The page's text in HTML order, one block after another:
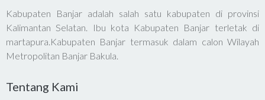
Kabupaten Banjar adalah salah satu kabupaten di provinsi
Kalimantan Selatan. Ibu kota Kabupaten Banjar terletak di
martapura.Kabupaten Banjar termasuk dalam calon Wilayah
Metropolitan Banjar Bakula.
Tentang Kami